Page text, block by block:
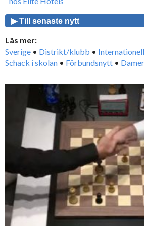
▶ Till senaste nytt
Läs mer:
Sverige • Distrikt/klubb •
Schack i skolan • Förbundsnytt • Damer